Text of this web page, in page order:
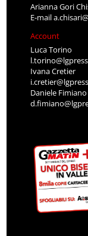
Arianna Gori
E-mail
Account
Luca Torino
Ivana Cretier
Daniele Fimiano